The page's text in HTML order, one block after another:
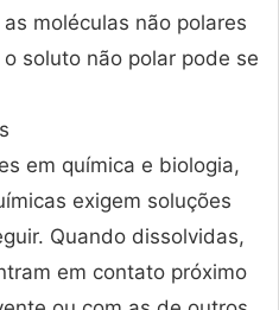
moléculas não polares
soluto não polar pode se
em química e biologia,
exigem soluções
Quando dissolvidas,
em contato próximo